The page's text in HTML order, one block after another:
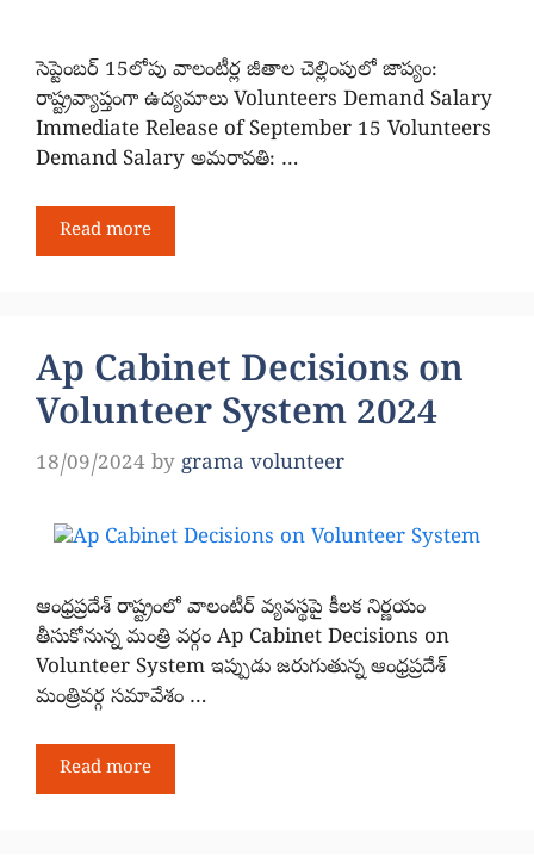
సెప్టెంబర్ 15లోపు వాలంటీర్ల జీతాల చెల్లింపులో జాప్యం:
రాష్ట్రవ్యాప్తంగా ఉద్యమాలు Volunteers Demand Salary
Immediate Release of September 15 Volunteers
Demand Salary అమరావతి: …
Read more
Ap Cabinet Decisions on
Volunteer System 2024
18/09/2024 by grama volunteer
ఆంధ్రప్రదేశ్ రాష్ట్రంలో వాలంటీర్ వ్యవస్థపై కీలక నిర్ణయం
తీసుకోనున్న మంత్రి వర్గం Ap Cabinet Decisions on
Volunteer System ఇప్పుడు జరుగుతున్న ఆంధ్రప్రదేశ్
మంత్రివర్గ సమావేశం …
Read more